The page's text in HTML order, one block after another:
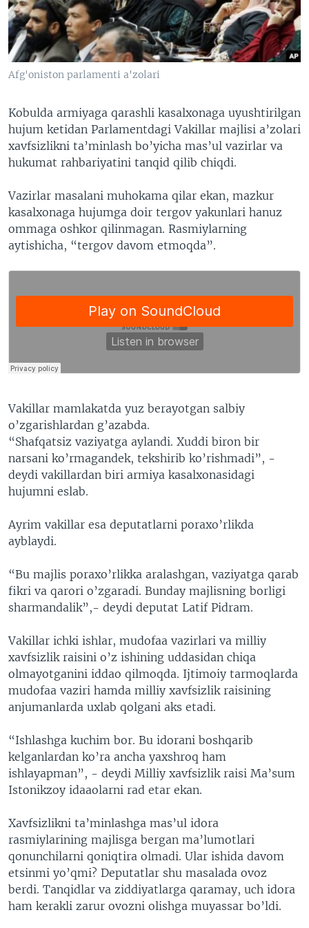
VIDEO
XABARLAR SURATLARDA
ODNOKLASSNIKI
TELEGRAM
TWITTER
Afg'oniston parlamenti a'zolari
Kobulda armiyaga qarashli kasalxonaga uyushtirilgan
hujum ketidan Parlamentdagi Vakillar majlisi a’zolari
xavfsizlikni ta’minlash bo’yicha mas’ul vazirlar va
hukumat rahbariyatini tanqid qilib chiqdi.
Vazirlar masalani muhokama qilar ekan, mazkur
kasalxonaga hujumga doir tergov yakunlari hanuz
ommaga oshkor qilinmagan. Rasmiylarning
aytishicha, “tergov davom etmoqda”.
Vakillar mamlakatda yuz berayotgan salbiy
o’zgarishlardan g’azabda.
“Shafqatsiz vaziyatga aylandi. Xuddi biron bir
narsani ko’rmagandek, tekshirib ko’rishmadi”, -
deydi vakillardan biri armiya kasalxonasidagi
hujumni eslab.
Ayrim vakillar esa deputatlarni poraxo’rlikda
ayblaydi.
“Bu majlis poraxo’rlikka aralashgan, vaziyatga qarab
fikri va qarori o’zgaradi. Bunday majlisning borligi
sharmandalik”,- deydi deputat Latif Pidram.
Vakillar ichki ishlar, mudofaa vazirlari va milliy
xavfsizlik raisini o’z ishining uddasidan chiqa
olmayotganini iddao qilmoqda. Ijtimoiy tarmoqlarda
mudofaa vaziri hamda milliy xavfsizlik raisining
anjumanlarda uxlab qolgani aks etadi.
“Ishlashga kuchim bor. Bu idorani boshqarib
kelganlardan ko’ra ancha yaxshroq ham
ishlayapman”, - deydi Milliy xavfsizlik raisi Ma’sum
Istonikzoy idaaolarni rad etar ekan.
Xavfsizlikni ta’minlashga mas’ul idora
rasmiylarining majlisga bergan ma’lumotlari
qonunchilarni qoniqtira olmadi. Ular ishida davom
etsinmi yo’qmi? Deputatlar shu masalada ovoz
berdi. Tanqidlar va ziddiyatlarga qaramay, uch idora
ham kerakli zarur ovozni olishga muyassar bo’ldi.